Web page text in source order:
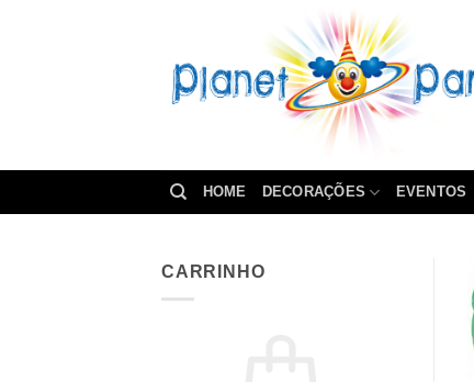
HOME DECORAÇÕES EVENTOS
CARRINHO